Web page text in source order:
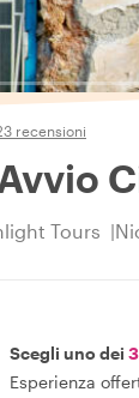
recensioni
Tours
Scegli uno dei 3
Esperienza